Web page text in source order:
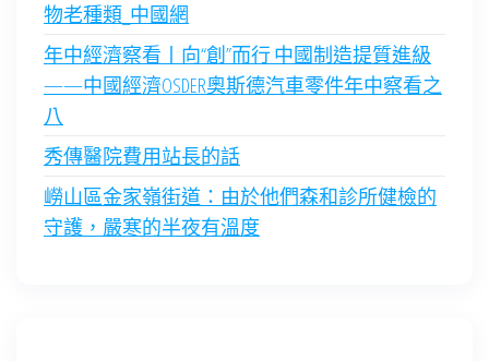
物老種類_中國網
年中經濟察看丨向“創”而行 中國制造提質進級
——中國經濟OSDER奧斯德汽車零件年中察看之
八
秀傳醫院費用站長的話
嶗山區金家嶺街道：由於他們森和診所健檢的
守護，嚴寒的半夜有溫度